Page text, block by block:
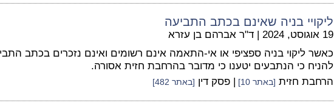
ליקויי בניה שאינם בכתב התביעה
19 אוגוסט, 2024 | ד"ר אברהם בן עזרא
כאשר ליקוי בניה ספציפי או אי-התאמה אינם רשומים ואינם נזכרים בכתב
להניח כי הנתבעים יטענו כי מדובר בהרחבת חזית אסורה.
הרחבת חזית [באתר 10] | פסק דין [באתר 482]